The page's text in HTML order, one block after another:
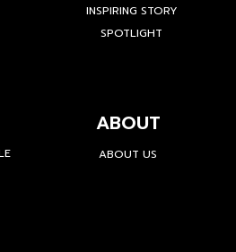
INSPIRING STORY
SPOTLIGHT
ABOUT
ABOUT US